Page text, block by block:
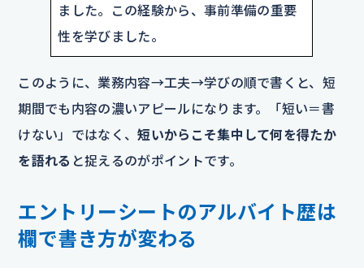
ました。この経験から、事前準備の重要
性を学びました。
このように、業務内容→工夫→学びの順で書くと、短
期間でも内容の濃いアピールになります。「短い＝書
けない」ではなく、短いからこそ集中して何を得たか
を語れる と捉えるのがポイントです。
エントリーシートのアルバイト歴は
欄で書き方が変わる